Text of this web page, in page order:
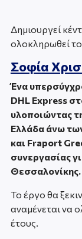
Δημιουργεί
ολοκληρωθεί
Σοφία
Ένα
DHL Express
υλοποιώντας
Ελλάδα άνω
και Fraport
συνεργασίας
Θεσσαλονίκης.
Το έργο θα
αναμένεται να
έτους.